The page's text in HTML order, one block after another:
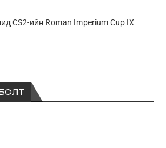
CS2-ийн Roman Imperium Cup IX